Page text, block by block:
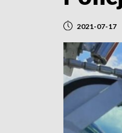
2021-07-17